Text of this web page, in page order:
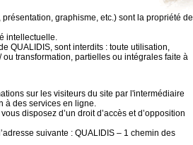
graphisme, etc.) sont la propriété de
intellectuelle.
QUALIDIS, sont interdits : toute utilisation,
transformation, partielles ou intégrales faite à
sur les visiteurs du site par l'intermédiaire
à des services en ligne.
disposez d’un droit d’accès et d’opposition
suivante : QUALIDIS – 1 chemin des